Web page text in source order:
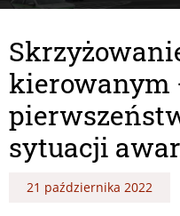
kierowanym
sytuacji
21 października 2022